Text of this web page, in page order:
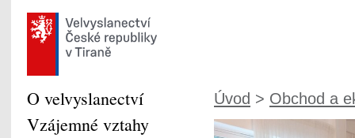
Úvod > Obchod a
O velvyslanectví
Vzájemné vztahy